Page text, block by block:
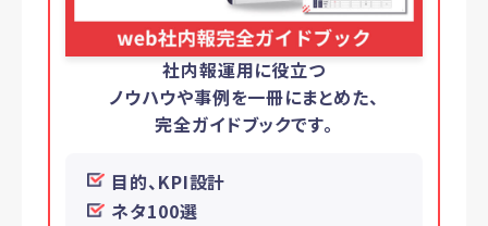
社内報運用に役立つ
ノウハウや事例を一冊にまとめた、
完全ガイドブックです。
目的、KPI設計
ネタ100選